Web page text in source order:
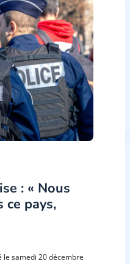
: « Nous
ce pays,
le samedi 20 décembre